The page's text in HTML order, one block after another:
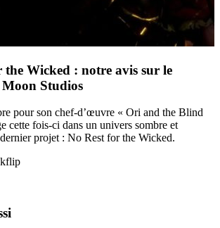
the Wicked : notre avis sur le
Studios
pour son chef-d’œuvre « Ori and the Blind
cette fois-ci dans un univers sombre et
projet : No Rest for the Wicked.